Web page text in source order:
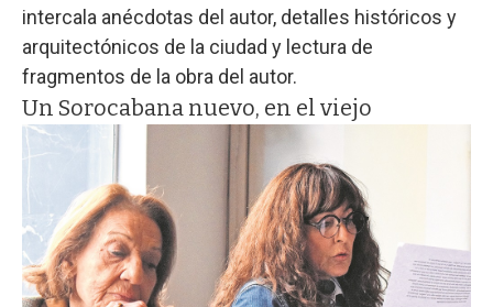
intercala anécdotas del autor, detalles históricos y
arquitectónicos de la ciudad y lectura de
fragmentos de la obra del autor.
Un Sorocabana nuevo, en el viejo